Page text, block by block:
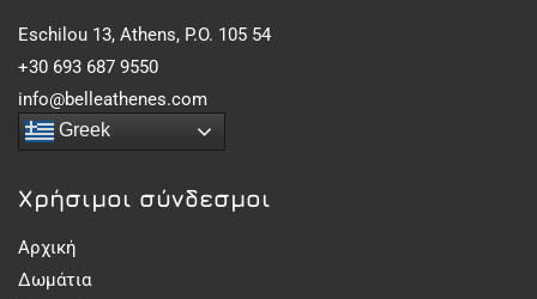
Eschilou 13, Athens, P.O. 105 54
+30 693 687 9550
info@belleathenes.com
Greek
Χρήσιμοι σύνδεσμοι
Αρχική
Δωμάτια